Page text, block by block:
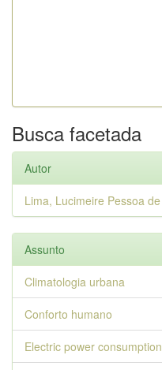
Busca facetada
Autor
Lima, Lucimeire Pessoa de
Assunto
Climatologia urbana
Conforto humano
Electric power consumption